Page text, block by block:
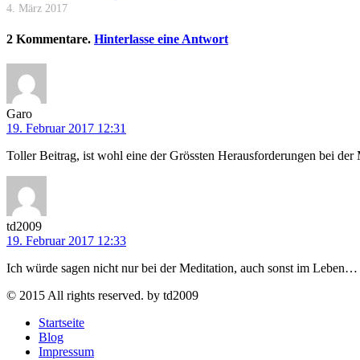
4. März 2017
2 Kommentare. Hinterlasse eine Antwort
Garo
19. Februar 2017 12:31
Toller Beitrag, ist wohl eine der Grössten Herausforderungen bei der
td2009
19. Februar 2017 12:33
Ich würde sagen nicht nur bei der Meditation, auch sonst im Leben…
© 2015 All rights reserved. by td2009
Startseite
Blog
Impressum